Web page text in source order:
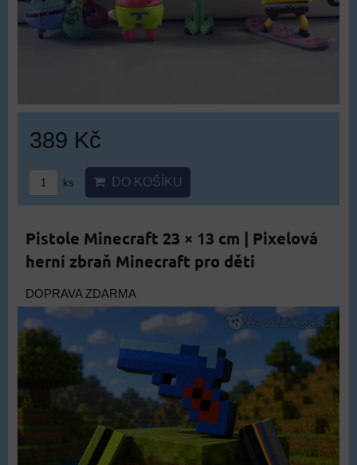
389 Kč
ks DO KOŠÍKU
Pistole Minecraft 23 × 13 cm | Pixelová
herní zbraň Minecraft pro děti
DOPRAVA ZDARMA